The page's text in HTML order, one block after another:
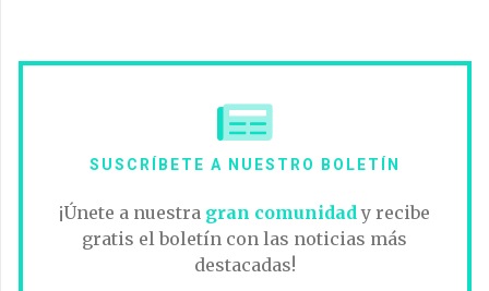
SUSCRÍBETE A NUESTRO BOLETÍN
¡Únete a nuestra gran comunidady recibe
gratis el boletín con las noticias más
destacadas!